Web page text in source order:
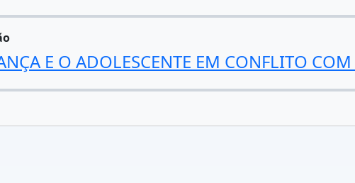
E O ADOLESCENTE EM CONFLITO